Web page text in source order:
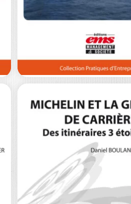
L’évaluation fait partie de la
l’entreprise comme des